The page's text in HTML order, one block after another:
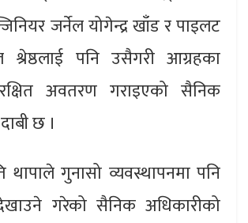
जर्नेल योगेन्द्र खाँड र पाइलट
पनि उसैगरी आग्रहका
अवतरण गराइएको सैनिक
छ ।
थापाले गुनासो व्यवस्थापनमा पनि
गरेको सैनिक अधिकारीको